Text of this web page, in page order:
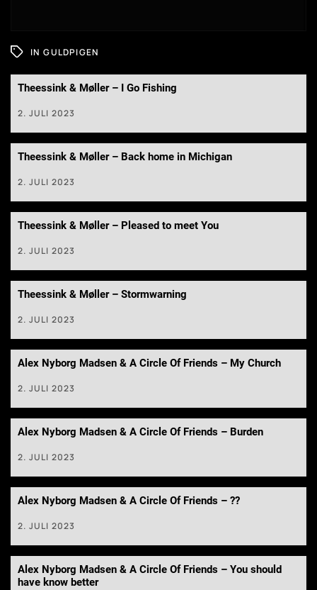
IN GULDPIGEN
Theessink & Møller – I Go Fishing
2. JULI 2023
Theessink & Møller – Back home in Michigan
2. JULI 2023
Theessink & Møller – Pleased to meet You
2. JULI 2023
Theessink & Møller – Stormwarning
2. JULI 2023
Alex Nyborg Madsen & A Circle Of Friends – My Church
2. JULI 2023
Alex Nyborg Madsen & A Circle Of Friends – Burden
2. JULI 2023
Alex Nyborg Madsen & A Circle Of Friends – ??
2. JULI 2023
Alex Nyborg Madsen & A Circle Of Friends – You should
have know better